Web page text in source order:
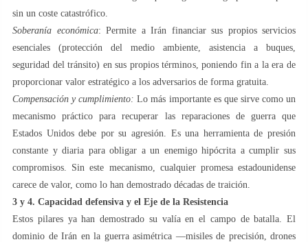
sin un coste catastrófico.
Soberanía económica: Permite a Irán financiar sus propios servicios
esenciales (protección del medio ambiente, asistencia a buques,
seguridad del tránsito) en sus propios términos, poniendo fin a la era de
proporcionar valor estratégico a los adversarios de forma gratuita.
Compensación y cumplimiento: Lo más importante es que sirve como un
mecanismo práctico para recuperar las reparaciones de guerra que
Estados Unidos debe por su agresión. Es una herramienta de presión
constante y diaria para obligar a un enemigo hipócrita a cumplir sus
compromisos. Sin este mecanismo, cualquier promesa estadounidense
carece de valor, como lo han demostrado décadas de traición.
3 y 4. Capacidad defensiva y el Eje de la Resistencia
Estos pilares ya han demostrado su valía en el campo de batalla. El
dominio de Irán en la guerra asimétrica —misiles de precisión, drones